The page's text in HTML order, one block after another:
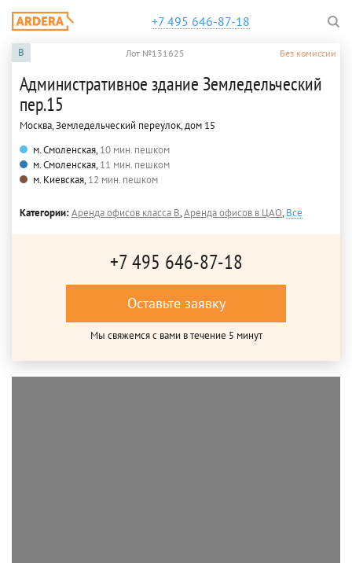
+7 495 646-87-18
B Лот №131625 Без комиссии
Административное здание Земледельческий
пер.15
Москва, Земледельческий переулок, дом 15
м. Смоленская,10 мин. пешком
м. Смоленская,11 мин. пешком
м. Киевская,12 мин. пешком
Категории:Аренда офисов класса B,Аренда офисов в ЦАО,Все
+7 495 646-87-18
Оставьте заявку
Мы свяжемся с вами в течение 5 минут